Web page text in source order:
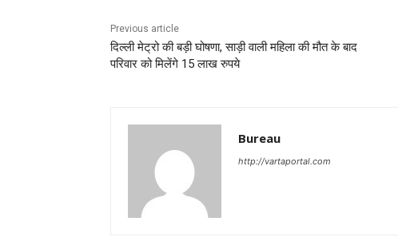
Previous article
दिल्‍ली मेट्रो की बड़ी घोषणा, साड़ी वाली महिला की मौत के बाद
परिवार को मिलेंगे 15 लाख रुपये
Bureau
http://vartaportal.com